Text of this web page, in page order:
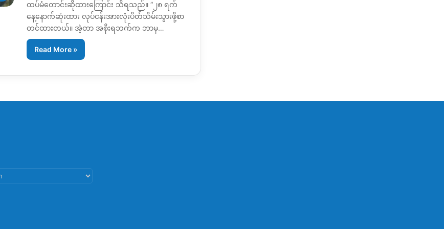
ထပ်မံတောင်းဆိုထားကြောင်း သိရသည်။ “၂၈ ရက်
နေ့နောက်ဆုံးထား လုပ်ငန်းအားလုံးပိတ်သိမ်းသွားဖို့စာ
တင်ထားတယ်။ အဲ့တာ အစိုးရဘက်က ဘာမှ…
Read More »